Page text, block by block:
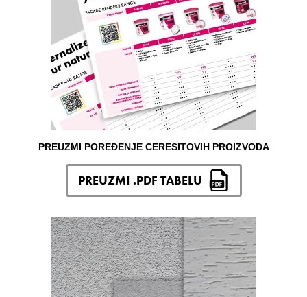
PREUZMI POREĐENJE CERESITOVIH PROIZVODA
PREUZMI .PDF TABELU